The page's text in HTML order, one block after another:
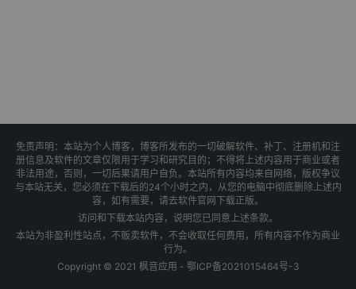
免责声明：本站为个人博客，博客所发布的一切破解软件、补丁、注册机和注
册信息及软件的文章仅限用于学习和研究目的；不得将上述内容用于商业或者
非法用途，否则，一切后果请用户自负。本站所有内容均来自网络，版权争议
与本站无关，您必须在下载后的24个小时之内，从您的电脑中彻底删除上述内
容，如有需要，请去软件官网下载正版。
访问和下载本站内容，说明您已同意上述条款。
本站为非盈利性站点，不贩卖软件，不会收取任何费用，所有内容不作为商业
行为。
Copyright © 2021 枫音应用 - 鄂ICP备2021015464号-3